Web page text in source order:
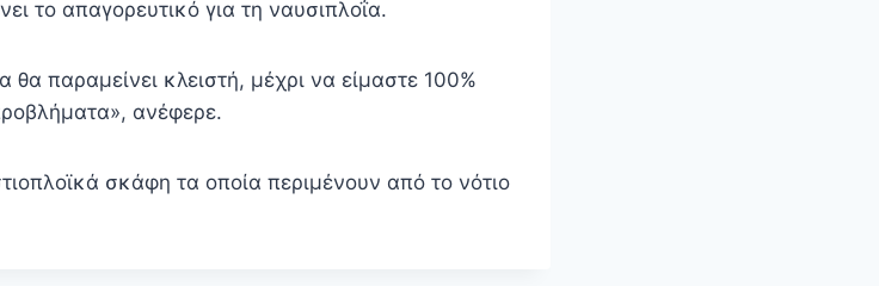
το απαγορευτικό για τη ναυσιπλοΐα.
παραμείνει κλειστή, μέχρι να είμαστε 100%
ανέφερε.
σκάφη τα οποία περιμένουν από το νότιο